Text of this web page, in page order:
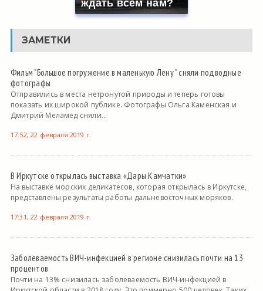
ждать всем нам?
ЗАМЕТКИ
Фильм "Большое погружение в маленькую Лену " сняли подводные
фотографы
Отправились в места нетронутой природы и теперь готовы
показать их широкой публике. Фотографы Ольга Каменская и
Дмитрий Меламед сняли...
17:52, 22 февраля 2019 г.
В Иркутске открылась выставка «Дары Камчатки»
На выставке морских деликатесов, которая открылась в Иркутске,
представлены результаты работы дальневосточных моряков.
17:31, 22 февраля 2019 г.
Заболеваемость ВИЧ-инфекцией в регионе снизилась почти на 13
процентов
Почти на 13% снизилась заболеваемость ВИЧ-инфекцией в